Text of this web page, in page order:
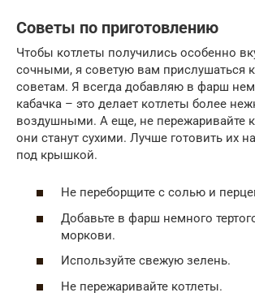
Советы по приготовлению
Чтобы котлеты получились особенно
сочными, я советую вам прислушаться
советам. Я всегда добавляю в фарш
кабачка – это делает котлеты более
воздушными. А еще, не пережаривайте
они станут сухими. Лучше готовить их
под крышкой.
Не переборщите с солью и
Добавьте в фарш немного
моркови.
Используйте свежую зелень.
Не пережаривайте котлеты.